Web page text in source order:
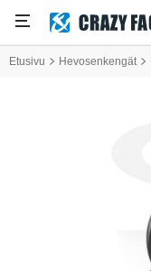
Etusivu Hevosenkengät